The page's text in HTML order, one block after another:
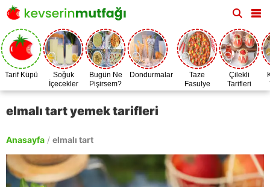
Tarif Küpü
Soğuk
İçecekler
Bugün Ne
Pişirsem?
Dondurmalar
Taze
Fasulye
Zamanı
Çilekli
Tarifleri
elmalı tart yemek tarifleri
Anasayfa / elmalı tart